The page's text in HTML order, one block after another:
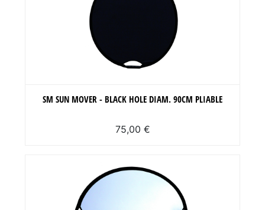
SM SUN MOVER - BLACK HOLE DIAM. 90CM PLIABLE
75,00 €